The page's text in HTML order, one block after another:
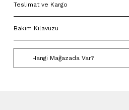
Teslimat ve Kargo
Bakım Kılavuzu
Hangi Mağazada Var?